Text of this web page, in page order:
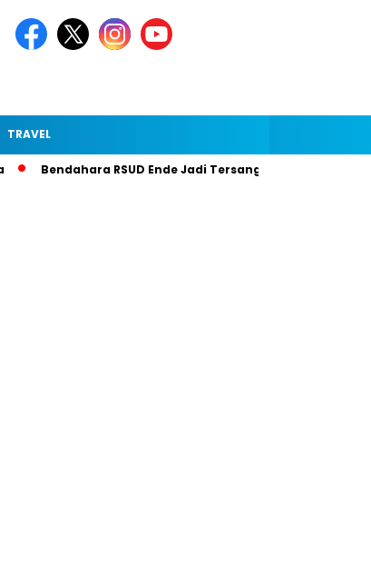
TRAVEL
Bendahara RSUD Ende Jadi Tersangka Dugaan